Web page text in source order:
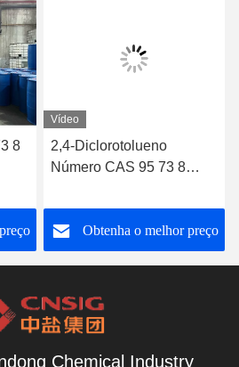
8
Vídeo
2,4-Diclorotolueno
Número CAS 95 73 8
produção farmacêutica
para a síntese de vários
medicamentos
Obtenha o melhor preço
Chemical Industry